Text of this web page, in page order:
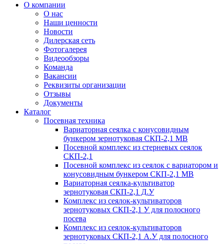
О компании
О нас
Наши ценности
Новости
Дилерская сеть
Фотогалерея
Видеообзоры
Команда
Вакансии
Реквизиты организации
Отзывы
Документы
Каталог
Посевная техника
Вариаторная сеялка с конусовидным
бункером зернотуковая СКП-2,1 МВ
Посевной комплекс из стерневых сеялок
СКП-2,1
Посевной комплекс из сеялок с вариатором и
конусовидным бункером СКП-2,1 МВ
Вариаторная сеялка-культиватор
зернотуковая СКП-2,1 Д.У
Комплекс из сеялок-культиваторов
зернотуковых СКП-2,1 У для полосного
посева
Комплекс из сеялок-культиваторов
зернотуковых СКП-2,1 А.У для полосного